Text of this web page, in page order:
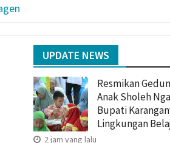
UPDATE NEWS
Resmikan
Anak Sholeh
Bupati
Lingkungan
2 jam yang lalu